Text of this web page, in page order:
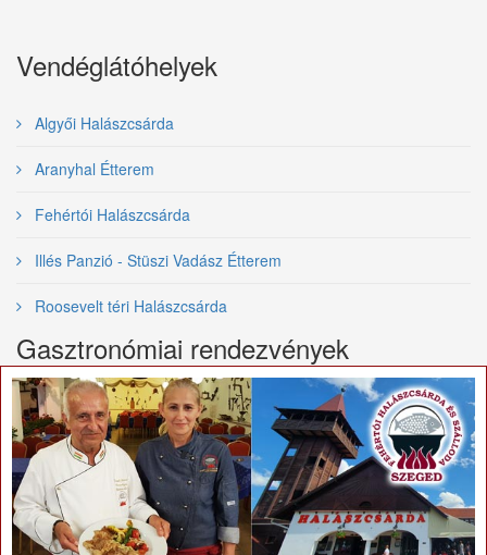
Vendéglátóhelyek
Algyői Halászcsárda
Aranyhal Étterem
Fehértói Halászcsárda
Illés Panzió - Stüszi Vadász Étterem
Roosevelt téri Halászcsárda
Gasztronómiai rendezvények
Nemzetközi Tiszai Halfesztivál
Bajai Halfőző Fesztivál
Szegedi Borfesztivál
Villányi vörösborfesztivál
×